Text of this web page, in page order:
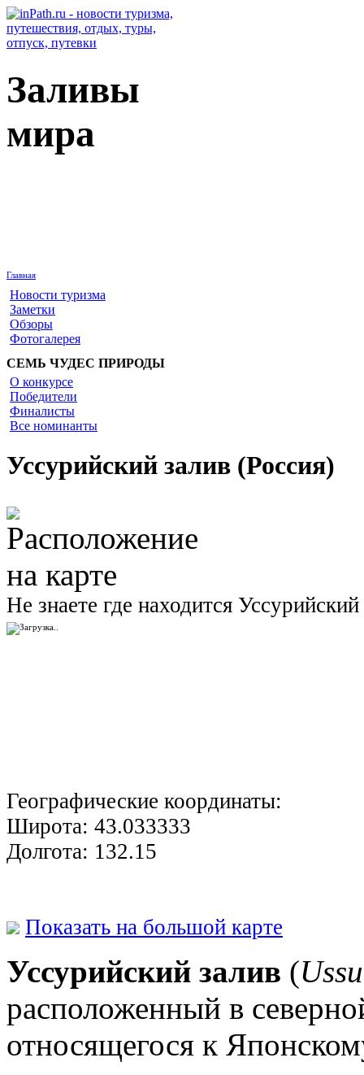
Заливы
мира
Главная
Новости туризма
Заметки
Обзоры
Фотогалерея
СЕМЬ ЧУДЕС ПРИРОДЫ
О конкурсе
Победители
Финалисты
Все номинанты
Уссурийский залив (Россия)
Не знаете где находится
Географические координаты:
Широта: 43.033333
Долгота: 132.15
Показать на большой карте
Уссурийский залив (
расположенный в
относящегося к